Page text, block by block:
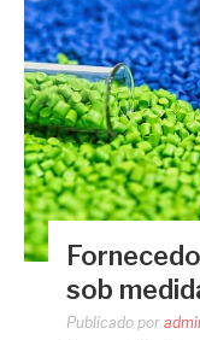
sob
Publicado por